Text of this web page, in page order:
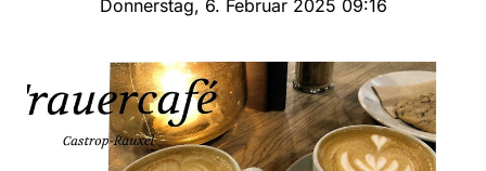
Donnerstag, 6. Februar 2025 09:16